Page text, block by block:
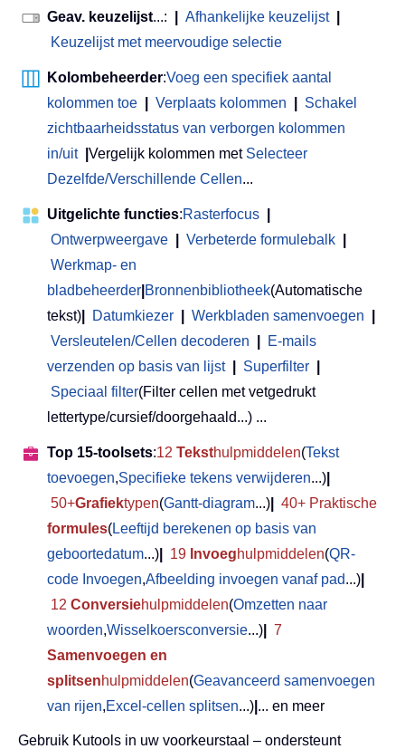
Geav. keuzelijst...: Afhankelijke keuzelijst
Keuzelijst met meervoudige selectie
Kolombeheerder:Voeg een specifiek aantal
kolommen toe
Verplaats kolommen
Schakel
zichtbaarheidsstatus van verborgen kolommen
in/uit
Vergelijk kolommen met Selecteer
Dezelfde/Verschillende Cellen...
Uitgelichte functies:Rasterfocus
Ontwerpweergave
Verbeterde formulebalk
Werkmap- en
bladbeheerder Bronnenbibliotheek(Automatische
tekst)
Datumkiezer Werkbladen samenvoegen
Versleutelen/Cellen decoderen
E-mails
verzenden op basis van lijst
Superfilter
Speciaal filter(Filter cellen met vetgedrukt
lettertype/cursief/doorgehaald...) ...
Top 15-toolsets:12 Teksthulpmiddelen(Tekst
toevoegen,Specifieke tekens verwijderen...)
50+Grafiektypen(Gantt-diagram...)
40+ Praktische
formules(Leeftijd berekenen op basis van
geboortedatum...) 19 Invoeghulpmiddelen(QR-
code Invoegen,Afbeelding invoegen vanaf pad...)
12 Conversiehulpmiddelen(Omzetten naar
woorden,Wisselkoersconversie...)
7
Samenvoegen en
splitsenhulpmiddelen(Geavanceerd samenvoegen
van rijen,Excel-cellen splitsen...) ... en meer
Gebruik Kutools in uw voorkeurstaal – ondersteunt